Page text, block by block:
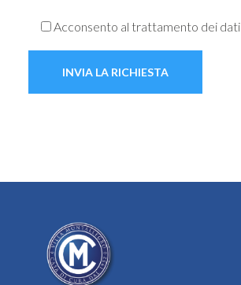
Acconsento al trattamento dei dati